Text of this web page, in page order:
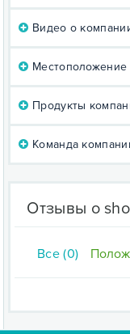
Видео о
Местоположение
Продукты
Команда
Отзывы о
Все (0)